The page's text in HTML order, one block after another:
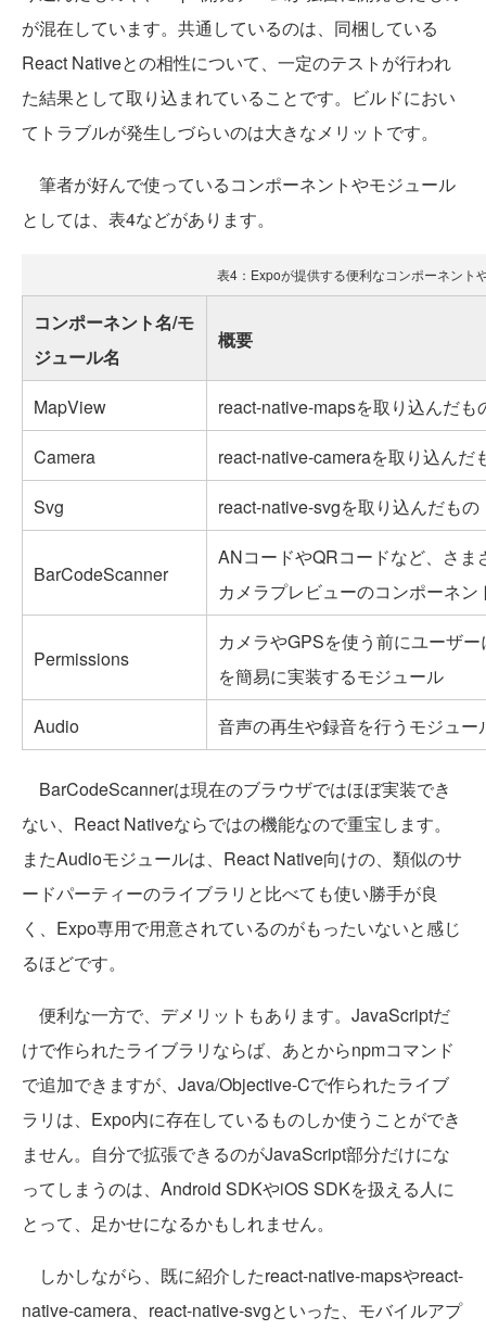
が混在しています。共通しているのは、同梱している
React Nativeとの相性について、一定のテストが行われ
た結果として取り込まれていることです。ビルドにおい
てトラブルが発生しづらいのは大きなメリットです。
筆者が好んで使っているコンポーネントやモジュール
としては、表4などがあります。
表4：Expoが提供する便利なコンポーネント
コンポーネント名/モ
ジュール名
概要
MapView
react-native-mapsを取り込んだも
Camera
react-native-cameraを取り込んだ
Svg
react-native-svgを取り込んだもの
BarCodeScanner
ANコードやQRコードなど、さ
カメラプレビューのコンポーネン
Permissions
カメラやGPSを使う前にユーザ
を簡易に実装するモジュール
Audio
音声の再生や録音を行うモジュー
BarCodeScannerは現在のブラウザではほぼ実装でき
ない、React Nativeならではの機能なので重宝します。
またAudioモジュールは、React Native向けの、類似のサ
ードパーティーのライブラリと比べても使い勝手が良
く、Expo専用で用意されているのがもったいないと感じ
るほどです。
便利な一方で、デメリットもあります。JavaScriptだ
けで作られたライブラリならば、あとからnpmコマンド
で追加できますが、Java/Objective-Cで作られたライブ
ラリは、Expo内に存在しているものしか使うことができ
ません。自分で拡張できるのがJavaScript部分だけにな
ってしまうのは、Android SDKやiOS SDKを扱える人に
とって、足かせになるかもしれません。
しかしながら、既に紹介したreact-native-mapsやreact-
native-camera、react-native-svgといった、モバイルアプ